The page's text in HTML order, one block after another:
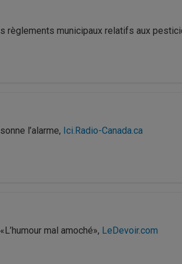
règlements municipaux relatifs aux
l’alarme, Ici.Radio-Canada.ca
mal amoché», LeDevoir.com